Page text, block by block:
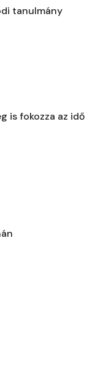
tanulmány
is fokozza az idő